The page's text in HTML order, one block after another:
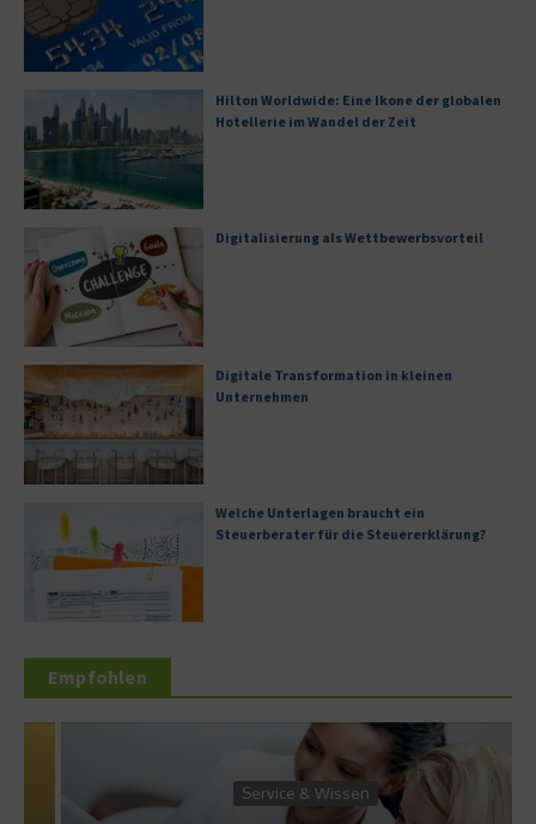
Hilton Worldwide: Eine Ikone der globalen
Hotellerie im Wandel der Zeit
Digitalisierung als Wettbewerbsvorteil
Digitale Transformation in kleinen
Unternehmen
Welche Unterlagen braucht ein
Steuerberater für die Steuererklärung?
Empfohlen
Service & Wissen